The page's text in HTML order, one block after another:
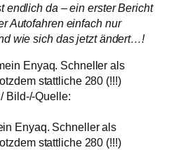
endlich da – ein erster Bericht
Autofahren einfach nur
wie sich das jetzt ändert…!
Enyaq. Schneller als
stattliche 280 (!!!)